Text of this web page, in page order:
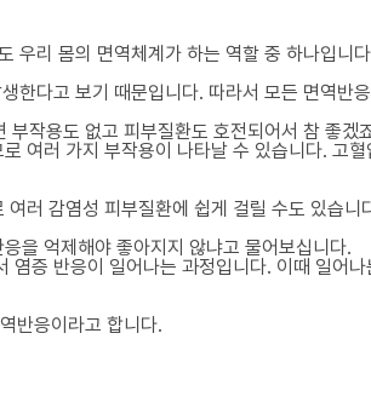
우리 몸의 면역체계가 하는 역할 중 하나입니
한다고 보기 때문입니다. 따라서 모든 면역반
작용도 없고 피부질환도 호전되어서 참 좋겠
여러 가지 부작용이 나타날 수 있습니다. 고
러 감염성 피부질환에 쉽게 걸릴 수도 있습니
을 억제해야 좋아지지 않냐고 물어보십니다.
증 반응이 일어나는 과정입니다. 이때 일어
반응이라고 합니다.